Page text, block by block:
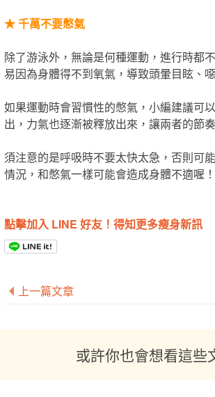
★千萬不要憋氣
除了游泳外，無論是何種運動，進行時都
易因為身體得不到氧氣，導致頭暈目眩、
如果運動時會習慣性的憋氣，小編建議可
出，力氣也逐漸被釋放出來，讓兩者的節
須注意的是呼吸時不要太快太急，否則可
情況，和憋氣一樣可能會造成身體不適喔！
點擊加入 LINE 好友！得知更多瘦身新訊
上一篇文章
或許你也會想看這些